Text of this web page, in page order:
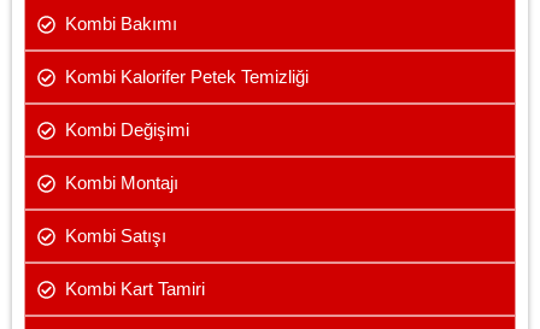
Kombi Bakımı
Kombi Kalorifer Petek Temizliği
Kombi Değişimi
Kombi Montajı
Kombi Satışı
Kombi Kart Tamiri